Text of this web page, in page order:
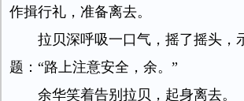
作揖行礼，准备离去。
拉贝深呼吸一口气，摇了摇头，
题：“路上注意安全，余。”
余华笑着告别拉贝，起身离去。